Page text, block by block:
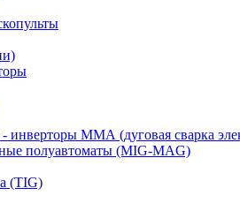
инверторы ММА (дуговая сварка
полуавтоматы (MIG-MAG)
(TIG)